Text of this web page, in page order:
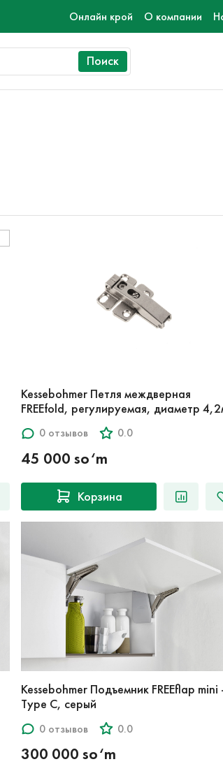
Онлайн крой О компании
Поиск
Kessebohmer Петля междверная
FREEfold, регулируемая, диаметр
0 отзывов 0.0
45 000 so‘m
Корзина
Kessebohmer Подъемник FREEflap mini
Type C, серый
0 отзывов 0.0
300 000 so‘m